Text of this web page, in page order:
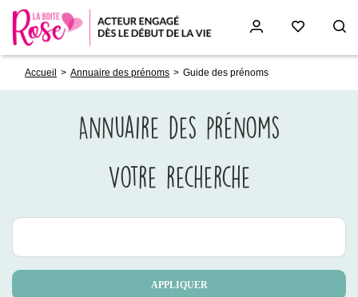
d'Ariane
Accueil Annuaire des prénoms Guide des prénoms
Annuaire des prénoms
Votre recherche